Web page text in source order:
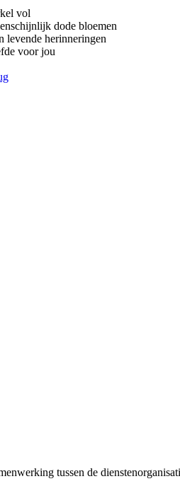
vol
dode bloemen
levende herinneringen
voor jou
tussen de